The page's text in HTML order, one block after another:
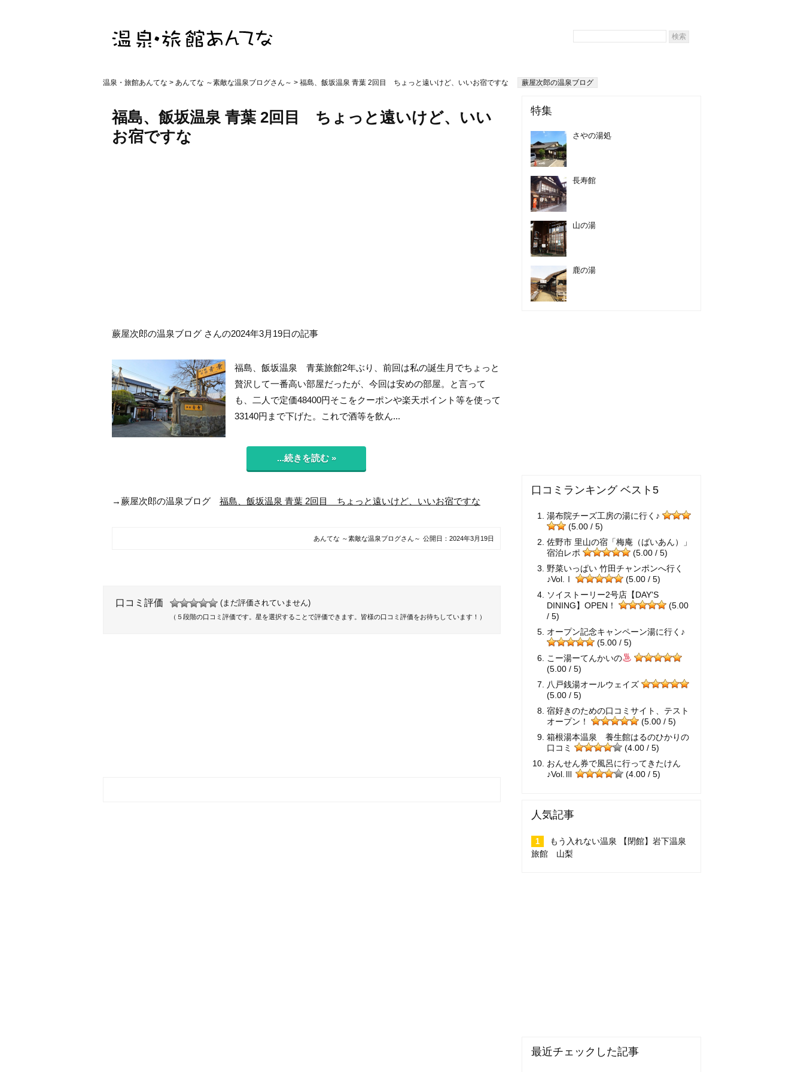
温泉・旅館あんてな > あんてな ～素敵な温泉ブログさん～ > 福島、飯坂温泉 青葉 2回目 ちょっと遠いけど、いいお宿ですな 蕨屋次郎の温泉ブログ
福島、飯坂温泉 青葉 2回目 ちょっと遠いけど、いい
お宿ですな
蕨屋次郎の温泉ブログ さんの2024年3月19日の記事
福島、飯坂温泉 青葉旅館2年ぶり、前回は私の誕生月でちょっと
贅沢して一番高い部屋だったが、今回は安めの部屋。と言って
も、二人で定価48400円そこをクーポンや楽天ポイント等を使って
33140円まで下げた。これで酒等を飲ん...
...続きを読む »
→蕨屋次郎の温泉ブログ 福島、飯坂温泉 青葉 2回目 ちょっと遠いけど、いいお宿ですな
あんてな ～素敵な温泉ブログさん～ 公開日： 2024年3月19日
口コミ評価 (まだ評価されていません)
（５段階の口コミ評価です。星を選択することで評価できます。皆様の口コミ評価をお待ちしています！）
特集
さやの湯処
長寿館
山の湯
鹿の湯
口コミランキング ベスト5
湯布院チーズ工房の湯に行く♪
(5.00 / 5)
佐野市 里山の宿「梅庵（ばいあん）」
宿泊レポ
(5.00 / 5)
野菜いっぱい 竹田チャンポンへ行く
♪Vol.Ⅰ
(5.00 / 5)
ソイストーリー2号店【DAY'S
DINING】OPEN！
(5.00
/ 5)
オープン記念キャンペーン湯に行く♪
(5.00 / 5)
こー湯ーてんかいの
(5.00 / 5)
八戸銭湯オールウェイズ
(5.00 / 5)
宿好きのための口コミサイト、テスト
オープン！
(5.00 / 5)
箱根湯本温泉 養生館はるのひかりの
口コミ
(4.00 / 5)
おんせん券で風呂に行ってきたけん
♪Vol.Ⅲ
(4.00 / 5)
人気記事
もう入れない温泉 【閉館】岩下温泉
旅館 山梨
最近チェックした記事